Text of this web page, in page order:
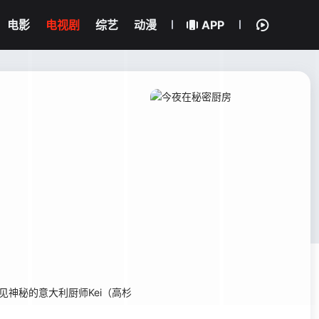
电影 电视剧 综艺 动漫 APP
神秘的意大利厨师Kei（高杉